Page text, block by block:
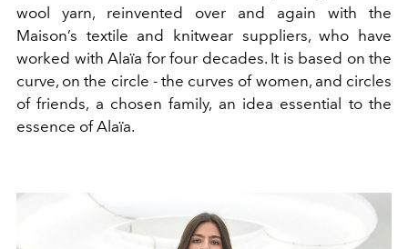
wool yarn, reinvented over and again with the
Maison’s textile and knitwear suppliers, who have
worked with Alaïa for four decades. It is based on the
curve, on the circle - the curves of women, and circles
of friends, a chosen family, an idea essential to the
essence of Alaïa.